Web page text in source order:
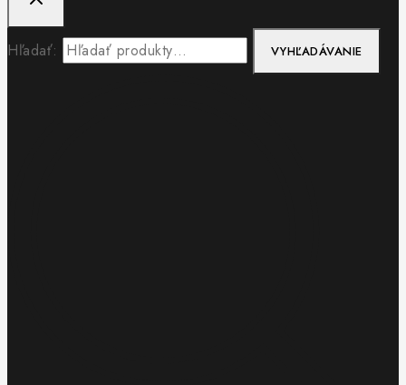
Hľadať: VYHĽADÁVANIE